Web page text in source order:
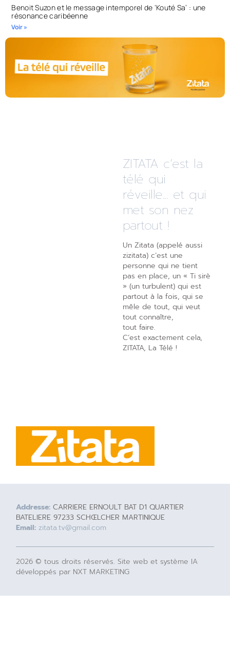
Benoit Suzon et le message intemporel de ‘Kouté Sa’ : une
résonance caribéenne
Voir »
ZITATA c’est la
télé qui
réveille... et qui
met son nez
partout !
Un Zitata (appelé aussi
zizitata) c’est une
personne qui ne tient
pas en place, un « Ti sirè
» (un turbulent) qui est
partout à la fois, qui se
mêle de tout, qui veut
tout connaître,
tout faire.
C’est exactement cela,
ZITATA, La Télé !
Addresse: CARRIERE ERNOULT BAT D1 QUARTIER
BATELIERE 97233 SCHŒLCHER MARTINIQUE
Email: zitata.tv@gmail.com
2026 © tous droits réservés. Site web et système IA
développés par NXT MARKETING